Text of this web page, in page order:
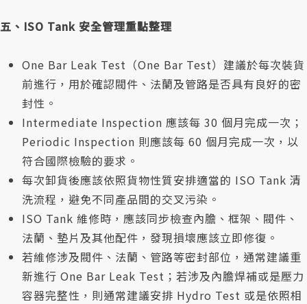
五、ISO Tank 安全管理重點整理
One Bar Leak Test（One Bar Test）建議於每次裝貨
前進行，用於確認閥件、法蘭及管路是否具有良好的密
封性。
Intermediate Inspection 應該每 30 個月完成一次；
Periodic Inspection 則應該每 60 個月完成一次，以
符合國際檢驗的要求。
每次卸貨後應該依照貨物性質安排適當的 ISO Tank 清
洗流程，避免不同產品間的交叉污染。
ISO Tank 維修時，應該同步檢查內膽、框架、閥件、
法蘭、墊片及其他配件，發現損壞應該立即修復。
若維修涉及閥件、法蘭、管路等密封部位，通常建議重
新進行 One Bar Leak Test；若涉及內膽焊補或是壓力
容器完整性，則通常建議安排 Hydro Test 或是依照相